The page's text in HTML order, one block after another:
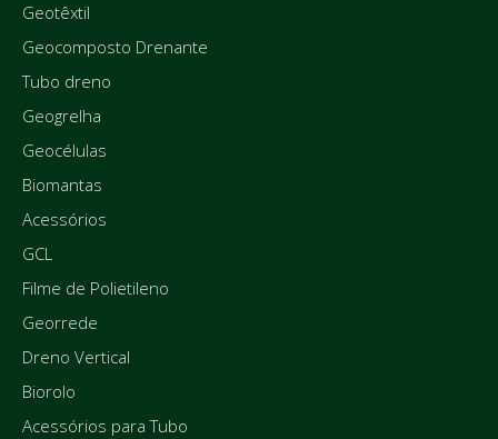
Geotêxtil
Geocomposto Drenante
Tubo dreno
Geogrelha
Geocélulas
Biomantas
Acessórios
GCL
Filme de Polietileno
Georrede
Dreno Vertical
Biorolo
Acessórios para Tubo